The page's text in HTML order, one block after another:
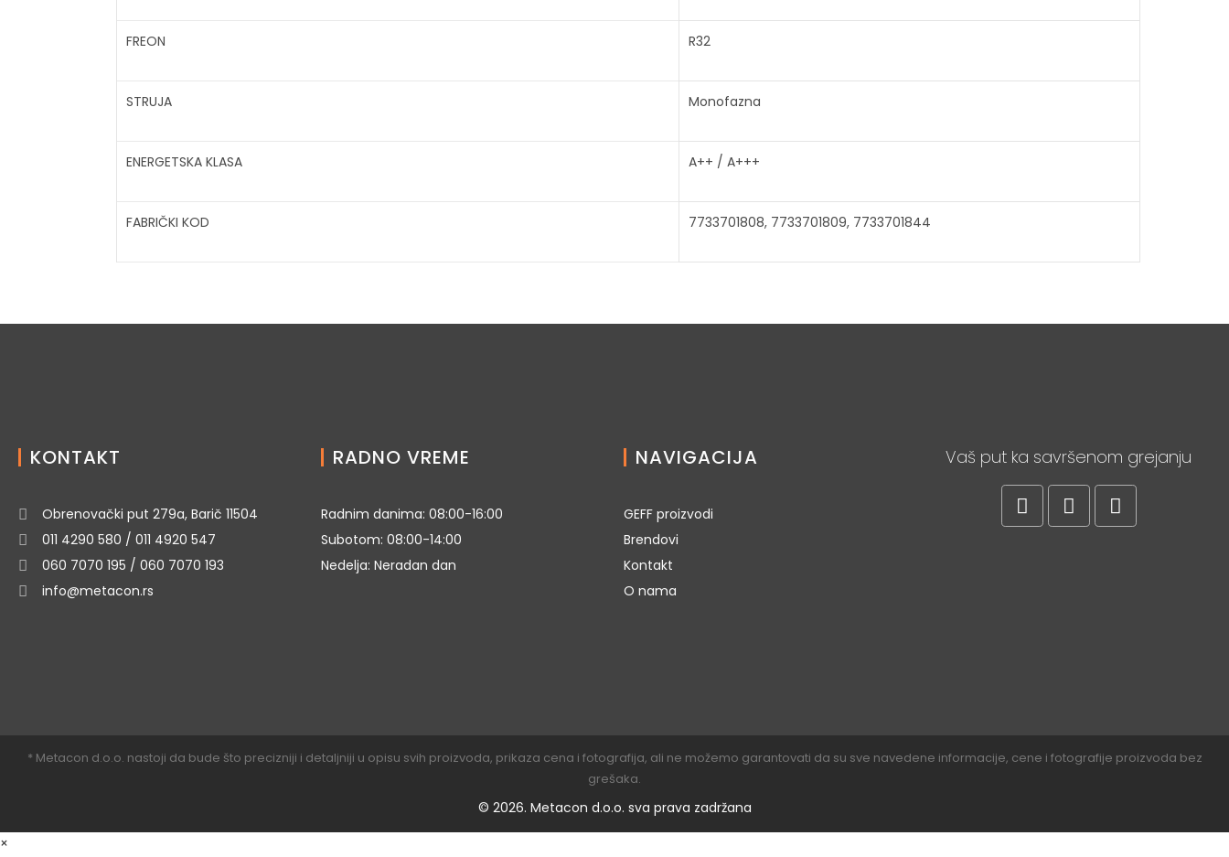
FREON R32
STRUJA Monofazna
ENERGETSKA KLASA A++ / A+++
FABRIČKI KOD 7733701808, 7733701809, 7733701844
KONTAKT
Obrenovački put 279a, Barič 11504
011 4290 580 / 011 4920 547
060 7070 195 / 060 7070 193
info@metacon.rs
RADNO VREME
Radnim danima: 08:00-16:00
Subotom: 08:00-14:00
Nedelja: Neradan dan
NAVIGACIJA
GEFF proizvodi
Brendovi
Kontakt
O nama
Vaš put ka savršenom grejanju
* Metacon d.o.o. nastoji da bude što precizniji i detaljniji u opisu svih proizvoda, prikaza cena i fotografija, ali ne možemo garantovati da su sve navedene informacije, cene i fotografije proizvoda bez
grešaka.
© 2026. Metacon d.o.o. sva prava zadržana
×